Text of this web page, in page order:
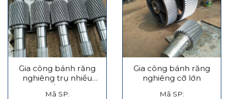
Gia công bánh răng
nghiêng trụ nhiều
tầng
Mã SP:
Gia công bánh răng
nghiêng cỡ lớn
Mã SP: